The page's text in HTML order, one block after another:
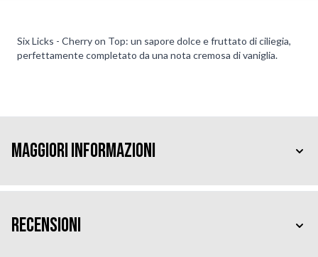
Six Licks - Cherry on Top: un sapore dolce e fruttato di ciliegia,
perfettamente completato da una nota cremosa di vaniglia.
Maggiori Informazioni
Recensioni